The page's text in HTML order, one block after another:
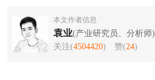
本文作者信息
袁业(产业研究员、分析师)
关注(4504420) 赞(24)